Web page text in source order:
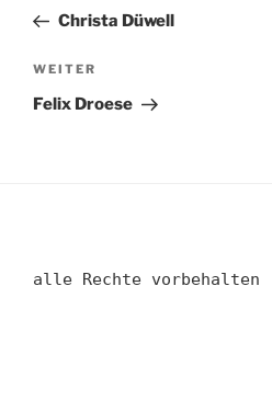
Beitrag
Christa Düwell
Nächster
Beitrag
WEITER
Felix Droese
alle Rechte vorbehalten